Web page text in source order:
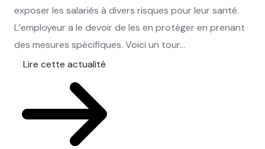
exposer les salariés à divers risques pour leur santé.
L’employeur a le devoir de les en protéger en prenant
des mesures spécifiques. Voici un tour...
Lire cette actualité